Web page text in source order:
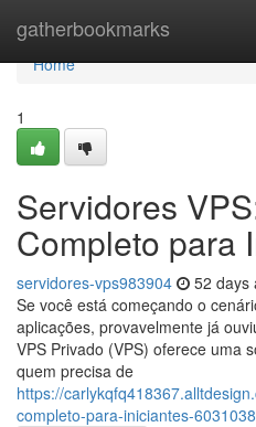
gatherbookmarks
Home
Home
1
Servidores
Completo para
servidores-vps983904 52 days
Se você está começando o
aplicações, provavelmente já
VPS Privado (VPS) oferece uma
quem precisa de
https://
completo-para-iniciantes-